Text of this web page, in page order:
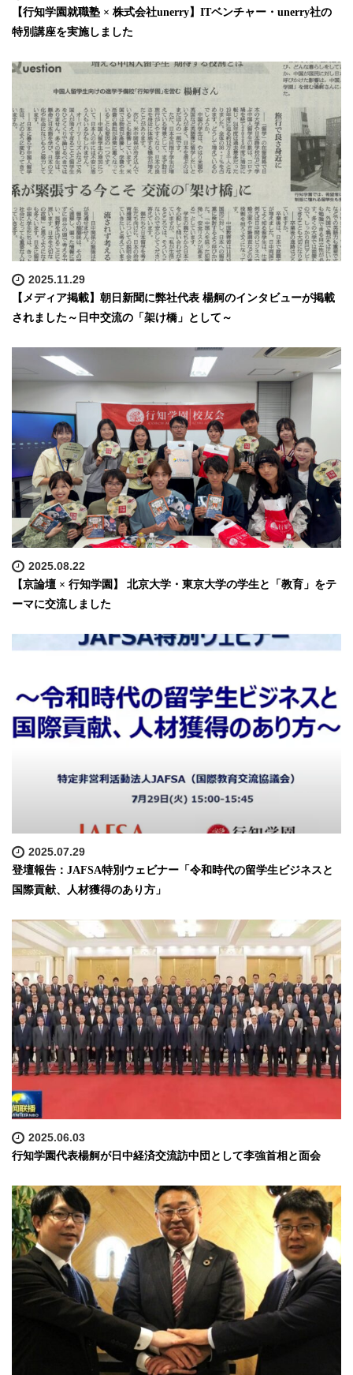
【行知学園就職塾 × 株式会社unerry】ITベンチャー・unerry社の
特別講座を実施しました
2025.11.29
【メディア掲載】朝日新聞に弊社代表 楊舸のインタビューが掲載
されました～日中交流の「架け橋」として～
2025.08.22
【京論壇 × 行知学園】 北京大学・東京大学の学生と「教育」をテ
ーマに交流しました
2025.07.29
登壇報告：JAFSA特別ウェビナー「令和時代の留学生ビジネスと
国際貢献、人材獲得のあり方」
2025.06.03
行知学園代表楊舸が日中経済交流訪中団として李強首相と面会